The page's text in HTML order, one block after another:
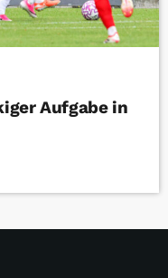
Aufgabe in